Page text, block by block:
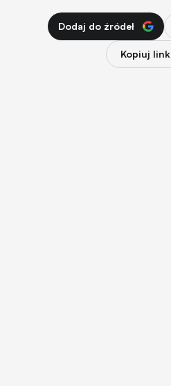
Dodaj do źródeł
Kopiuj link